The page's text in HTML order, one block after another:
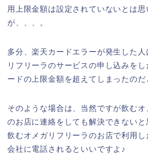
用上限金額は設定されていないとは思
が、、、。
多分、楽天カードエラーが発生した
リフリーラのサービスの申し込みをし
ードの上限金額を超えてしまったのだ
そのような場合は、当然ですが飲むオ
のお店に連絡をしても解決できないと
飲むオメガリフリーラのお店で利用
会社に電話されるといいですよ♪